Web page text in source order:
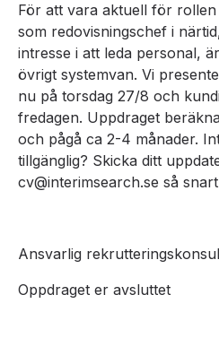
För att vara aktuell för
som redovisningschef i
intresse i att leda personal,
övrigt systemvan. Vi
nu på torsdag 27/8 och
fredagen. Uppdraget
och pågå ca 2-4 månader.
tillgänglig? Skicka ditt
cv@interimsearch.se så
Ansvarlig
Oppdraget er avsluttet